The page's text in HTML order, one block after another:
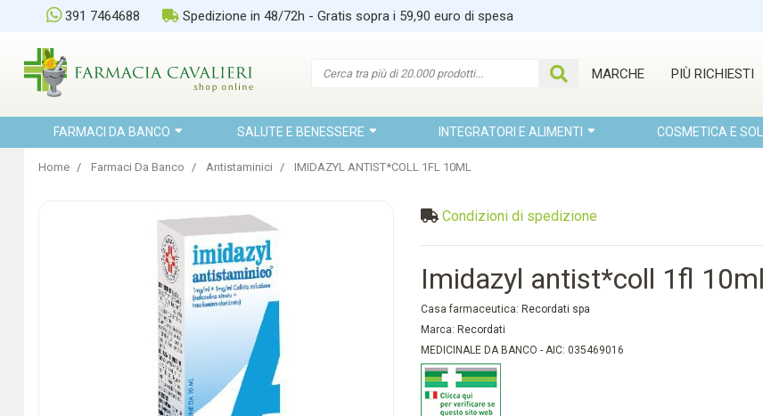
391 7464688 Spedizione in 48/72h - Gratis sopra i 59,90 euro di spesa
MARCHE PIÙ RICHIESTI
FARMACI DA BANCO SALUTE E BENESSERE INTEGRATORI E ALIMENTI COSMETICA E
Home Farmaci Da Banco Antistaminici IMIDAZYL ANTIST*COLL 1FL 10ML
Condizioni di spedizione
Imidazyl antist*coll 1fl 10ml
Casa farmaceutica: Recordati spa
Marca: Recordati
MEDICINALE DA BANCO - AIC: 035469016